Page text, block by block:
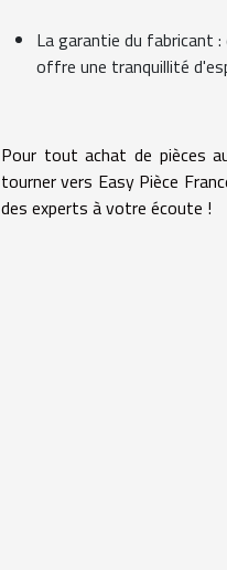
La garantie du fabricant
offre une tranquillité
Pour tout achat de pièces
tourner vers Easy Pièce
des experts à votre écoute !